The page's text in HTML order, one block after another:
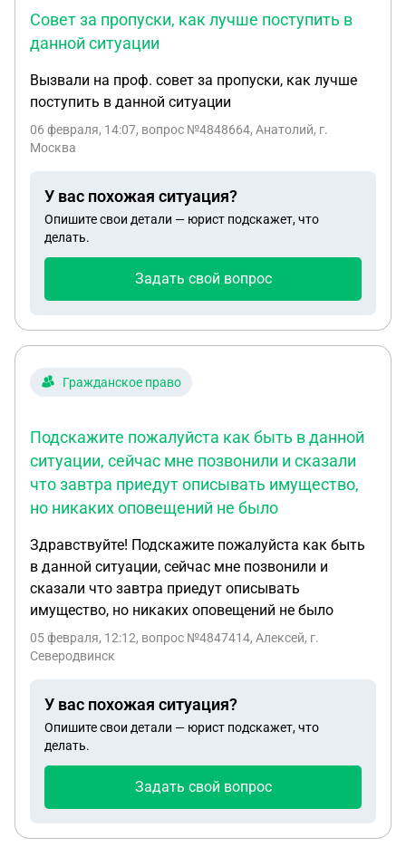
Совет за пропуски, как лучше поступить в
данной ситуации
Вызвали на проф. совет за пропуски, как лучше
поступить в данной ситуации
06 февраля, 14:07, вопрос №4848664, Анатолий, г.
Москва
У вас похожая ситуация?
Опишите свои детали — юрист подскажет, что
делать.
Задать свой вопрос
Гражданское право
Подскажите пожалуйста как быть в данной
ситуации, сейчас мне позвонили и сказали
что завтра приедут описывать имущество,
но никаких оповещений не было
Здравствуйте! Подскажите пожалуйста как быть
в данной ситуации, сейчас мне позвонили и
сказали что завтра приедут описывать
имущество, но никаких оповещений не было
05 февраля, 12:12, вопрос №4847414, Алексей, г.
Северодвинск
У вас похожая ситуация?
Опишите свои детали — юрист подскажет, что
делать.
Задать свой вопрос